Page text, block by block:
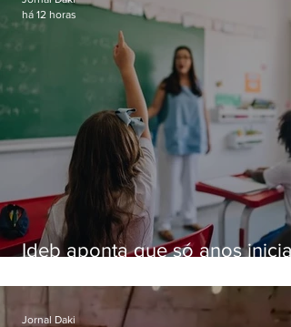
Ideb aponta que só anos
educação
há 12 horas
Jornal Daki